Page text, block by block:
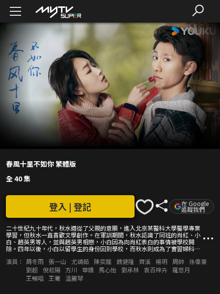
春風十里不如你 繁體版
全 40 集
二十世紀九十年代，秋水遵從了父親的意願，進入北京某醫科大學醫學專業
學習，但秋水一直喜歡文學創作。在軍訓期間，秋水認識了同班的肖紅、小
白、趙英男等人，並與趙英男相戀，小白因為向肖紅表白的事情被學校開
除。四年以後，小白以留學生的身份回到學校，而秋水則成為了實習婦科醫
擾秋水的文學創作，這讓秋水陷入掙扎之中。最後，趙英男選擇與秋水分
手，而只有肖紅懂得秋水的文學理想。幾經波折，肖紅和秋水走到了一起，
但兩人的戀情卻被肖紅的母親所阻撓。多年以後，秋水成了商人和作家，依
然孑然一身，肖紅重新走進秋水的生活當中。
登入 | 登記 在 Google
追蹤我們
演員： 周冬雨 張一山 尤靖茹 陳奕龍 魏健隆 齊溪 楊玥 周帥 孫偉豪
劉超
倪菘陽 方川 華嬌 馬心怡 劉承林 袁百梓卉 羅悠月
王暢唱 王騫 溫麗琴